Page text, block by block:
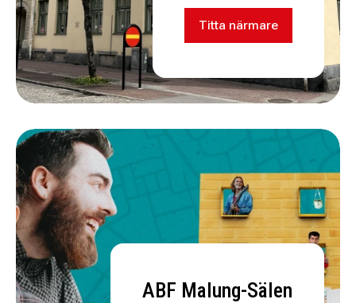
Titta närmare
ABF Malung-Sälen